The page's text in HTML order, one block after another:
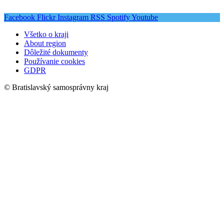
Facebook Flickr Instagram RSS SpotifyYoutube
Všetko o kraji
About region
Dôležité dokumenty
Používanie cookies
GDPR
© Bratislavský samosprávny kraj